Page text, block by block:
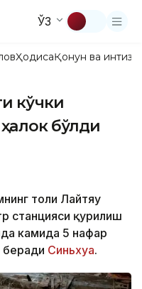
ЎЗ
ҲодисаҚонун ва
кўчки
бўлди
тоғли Лайтяу
станцияси қурилиш
камида 5 нафар
беради Синьхуа.